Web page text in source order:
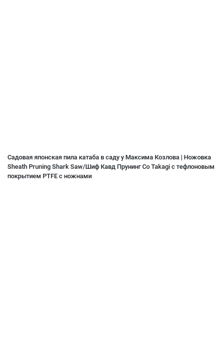
Садовая японская пила катаба в саду у Максима Козлова | Ножовка
Sheath Pruning Shark Saw/Шиф Кавд Прунинг Со Takagi с тефлоновым
покрытием PTFE с ножнами